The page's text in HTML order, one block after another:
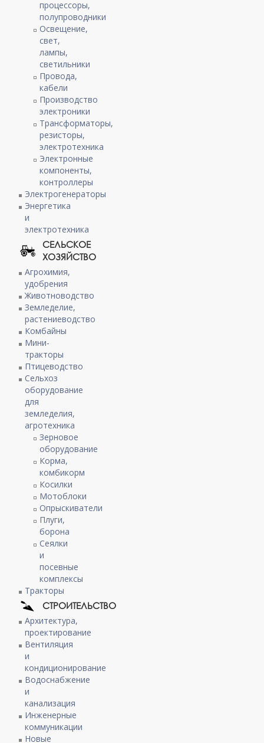
процессоры,
полупроводники
Освещение,
свет,
лампы,
светильники
Провода,
кабели
Производство
электроники
Трансформаторы,
резисторы,
электротехника
Электронные
компоненты,
контроллеры
Электрогенераторы
Энергетика
и
электротехника
СЕЛЬСКОЕ
ХОЗЯЙСТВО
Агрохимия,
удобрения
Животноводство
Земледелие,
растениеводство
Комбайны
Мини-
тракторы
Птицеводство
Сельхоз
оборудование
для
земледелия,
агротехника
Зерновое
оборудование
Корма,
комбикорм
Косилки
Мотоблоки
Опрыскиватели
Плуги,
борона
Сеялки
и
посевные
комплексы
Тракторы
СТРОИТЕЛЬСТВО
Архитектура,
проектирование
Вентиляция
и
кондиционирование
Водоснабжение
и
канализация
Инженерные
коммуникации
Новые